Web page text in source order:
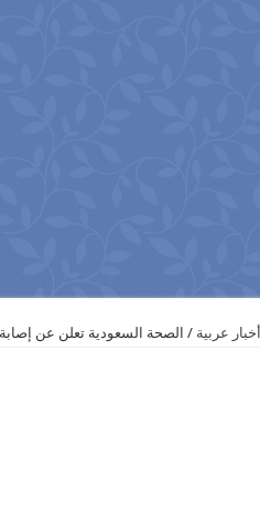
أخبار عربية / الصحة السعودية تعلن عن